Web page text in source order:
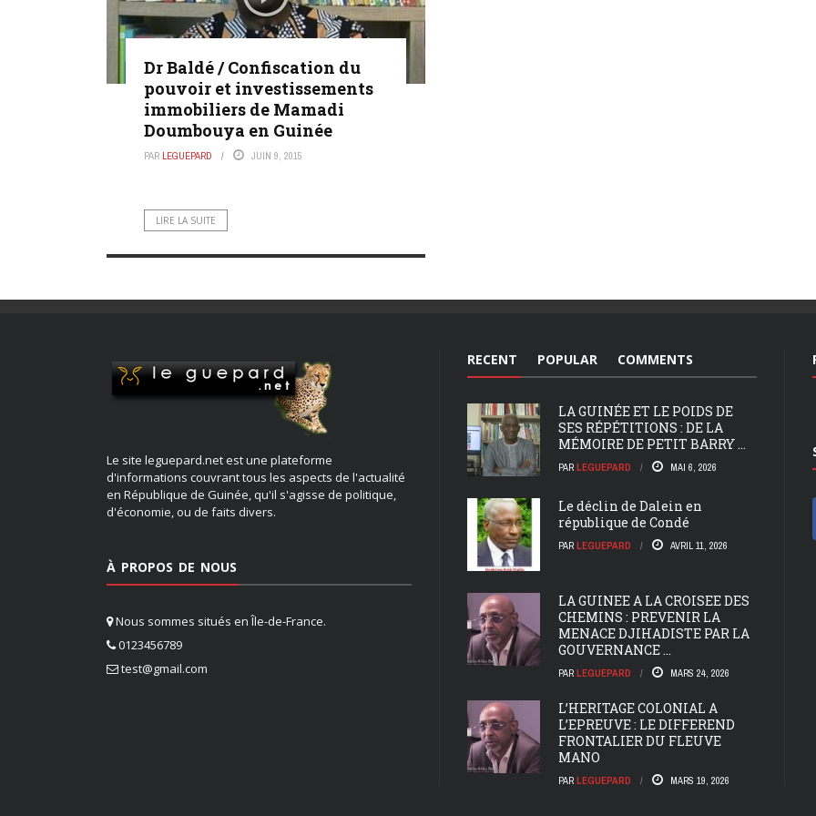
Dr Baldé / Confiscation du
pouvoir et investissements
immobiliers de Mamadi
Doumbouya en Guinée
PAR LEGUEPARD JUIN 9, 2015
LIRE LA SUITE
Le site leguepard.net est une plateforme
d'informations couvrant tous les aspects de l'actualité
en République de Guinée, qu'il s'agisse de politique,
d'économie, ou de faits divers.
À PROPOS DE NOUS
Nous sommes situés en Île-de-France.
0123456789
test@gmail.com
RECENT POPULAR COMMENTS
LA GUINÉE ET LE POIDS DE
SES RÉPÉTITIONS : DE LA
MÉMOIRE DE PETIT BARRY ...
PAR LEGUEPARD MAI 6, 2026
Le déclin de Dalein en
république de Condé
PAR LEGUEPARD AVRIL 11, 2026
LA GUINEE A LA CROISEE DES
CHEMINS : PREVENIR LA
MENACE DJIHADISTE PAR LA
GOUVERNANCE ...
PAR LEGUEPARD MARS 24, 2026
L’HERITAGE COLONIAL A
L’EPREUVE : LE DIFFEREND
FRONTALIER DU FLEUVE
MANO
PAR LEGUEPARD MARS 19, 2026